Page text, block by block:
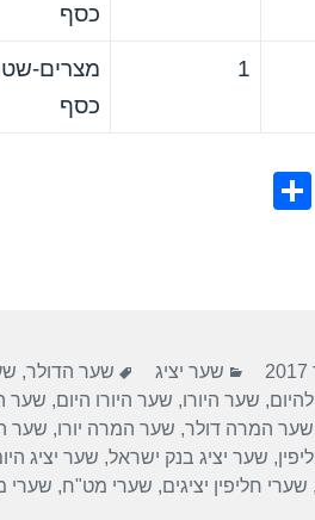
כסף
1
מצרים-
כסף
T
קטגוריות
שער יציג תגיות
שער הדולר,
, שער היורו, שער היורו היום, שער
שער המרה דולר, שער המרה יורו, שער
, שער יציג בנק ישראל, שער יציג
, שערי חליפין יציגים, שערי מט"ח, שערי